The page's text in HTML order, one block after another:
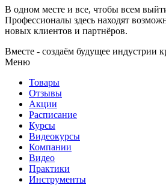
В одном месте и все, чтобы всем
Профессионалы здесь находят
новых клиентов и партнёров.
Вместе - создаём будущее индустрии
Меню
Товары
Отзывы
Акции
Расписание
Курсы
Видеокурсы
Компании
Видео
Практики
Инструменты